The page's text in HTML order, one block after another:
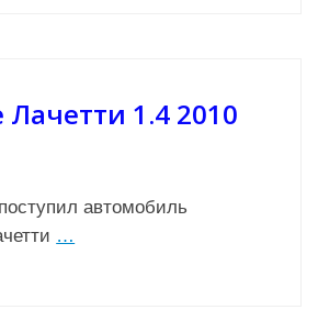
1.4 2010
автомобиль
…